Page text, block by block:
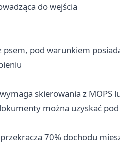
do wejścia
pod warunkiem
skierowania z MOPS
można uzyskać
przekracza 70% dochodu